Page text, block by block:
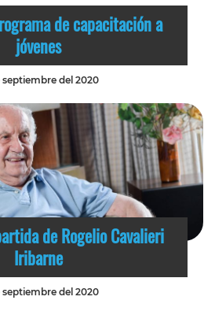
de capacitación a
jóvenes
septiembre del 2020
de Rogelio Cavalieri
Iribarne
septiembre del 2020